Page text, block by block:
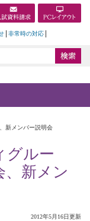
非常時の対応
新メンバー説明会
グルー
、新メン
2012年5月16日更新